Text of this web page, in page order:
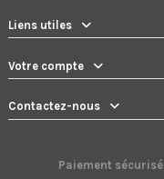
Liens utiles
Votre compte
Contactez-nous
Paiement sécurisé